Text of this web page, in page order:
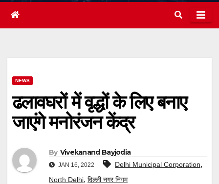
NEWS
ढलावघरों में वृद्धों के लिए बनाए
जाएंगे मनोरंजन केंद्र
By Vivekanand Bayjodia
JAN 16, 2022 Delhi Municipal Corporation,
North Delhi, दिल्ली नगर निगम